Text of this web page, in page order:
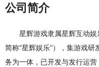
公司简介
星辉游戏隶属星辉互动娱
简称“星辉娱乐”），集游戏
务为一体，已开发与发行运